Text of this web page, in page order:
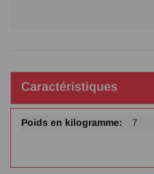
Caractéristiques
Plus
7